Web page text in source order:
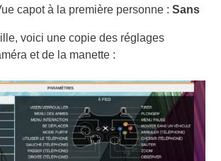
capot à la première personne :Sans
voici une copie des réglages
et de la manette :